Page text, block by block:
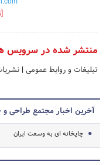
منتشر شده در سرویس
تبلیغات و روابط عمومی |
آخرین اخبار مجتمع طراحی و
چاپخانه ای به وسعت ایران